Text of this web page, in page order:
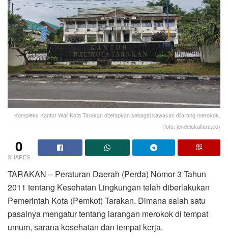
Kompleks Kantor Wali Kota Tarakan ditetapkan sebagai kawasan dilarang merokok.
(foto: jendelakaltara.co)
0
SHARES
TARAKAN – Peraturan Daerah (Perda) Nomor 3 Tahun
2011 tentang Kesehatan Lingkungan telah diberlakukan
Pemerintah Kota (Pemkot) Tarakan. Dimana salah satu
pasalnya mengatur tentang larangan merokok di tempat
umum, sarana kesehatan dan tempat kerja.